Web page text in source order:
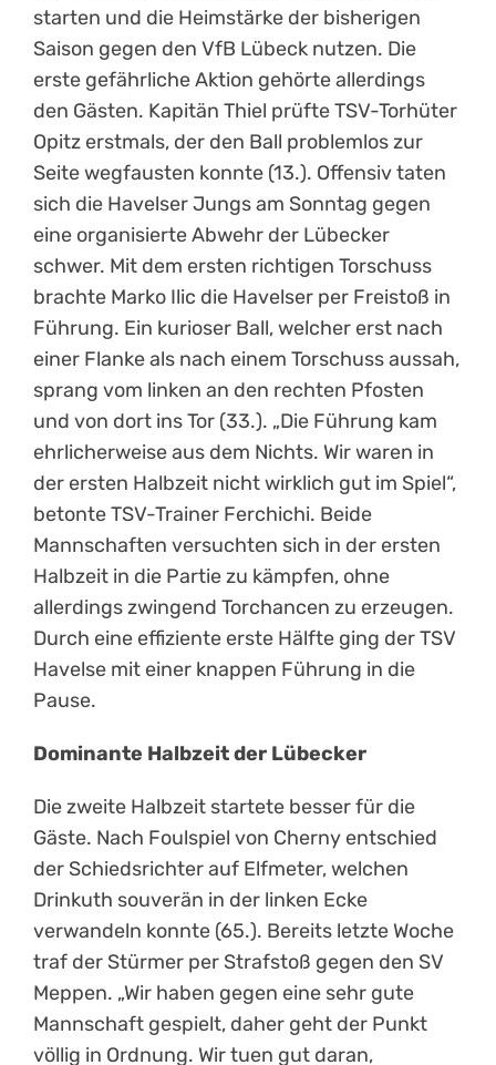
starten und die Heimstärke der bisherigen
Saison gegen den VfB Lübeck nutzen. Die
erste gefährliche Aktion gehörte allerdings
den Gästen. Kapitän Thiel prüfte TSV-Torhüter
Opitz erstmals, der den Ball problemlos zur
Seite wegfausten konnte (13.). Offensiv taten
sich die Havelser Jungs am Sonntag gegen
eine organisierte Abwehr der Lübecker
schwer. Mit dem ersten richtigen Torschuss
brachte Marko Ilic die Havelser per Freistoß in
Führung. Ein kurioser Ball, welcher erst nach
einer Flanke als nach einem Torschuss aussah,
sprang vom linken an den rechten Pfosten
und von dort ins Tor (33.). „Die Führung kam
ehrlicherweise aus dem Nichts. Wir waren in
der ersten Halbzeit nicht wirklich gut im Spiel“,
betonte TSV-Trainer Ferchichi. Beide
Mannschaften versuchten sich in der ersten
Halbzeit in die Partie zu kämpfen, ohne
allerdings zwingend Torchancen zu erzeugen.
Durch eine effiziente erste Hälfte ging der TSV
Havelse mit einer knappen Führung in die
Pause.
Dominante Halbzeit der Lübecker
Die zweite Halbzeit startete besser für die
Gäste. Nach Foulspiel von Cherny entschied
der Schiedsrichter auf Elfmeter, welchen
Drinkuth souverän in der linken Ecke
verwandeln konnte (65.). Bereits letzte Woche
traf der Stürmer per Strafstoß gegen den SV
Meppen. „Wir haben gegen eine sehr gute
Mannschaft gespielt, daher geht der Punkt
völlig in Ordnung. Wir tuen gut daran,